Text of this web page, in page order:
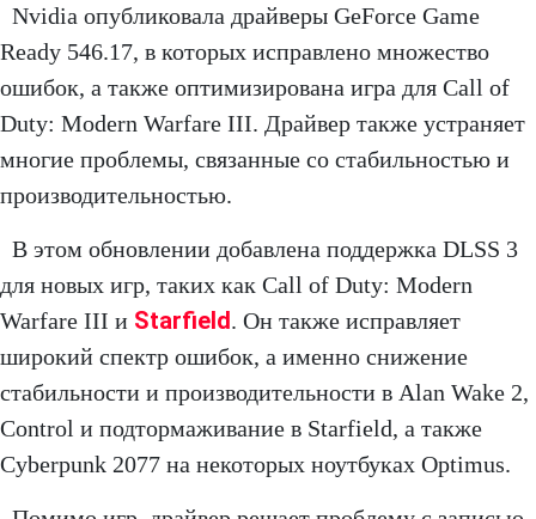
Nvidia опубликовала драйверы GeForce Game
Ready 546.17, в которых исправлено множество
ошибок, а также оптимизирована игра для Call of
Duty: Modern Warfare III. Драйвер также устраняет
многие проблемы, связанные со стабильностью и
производительностью.
В этом обновлении добавлена ​​поддержка DLSS 3
для новых игр, таких как Call of Duty: Modern
Warfare III и Starfield. Он также исправляет
широкий спектр ошибок, а именно снижение
стабильности и производительности в Alan Wake 2,
Control и подтормаживание в Starfield, а также
Cyberpunk 2077 на некоторых ноутбуках Optimus.